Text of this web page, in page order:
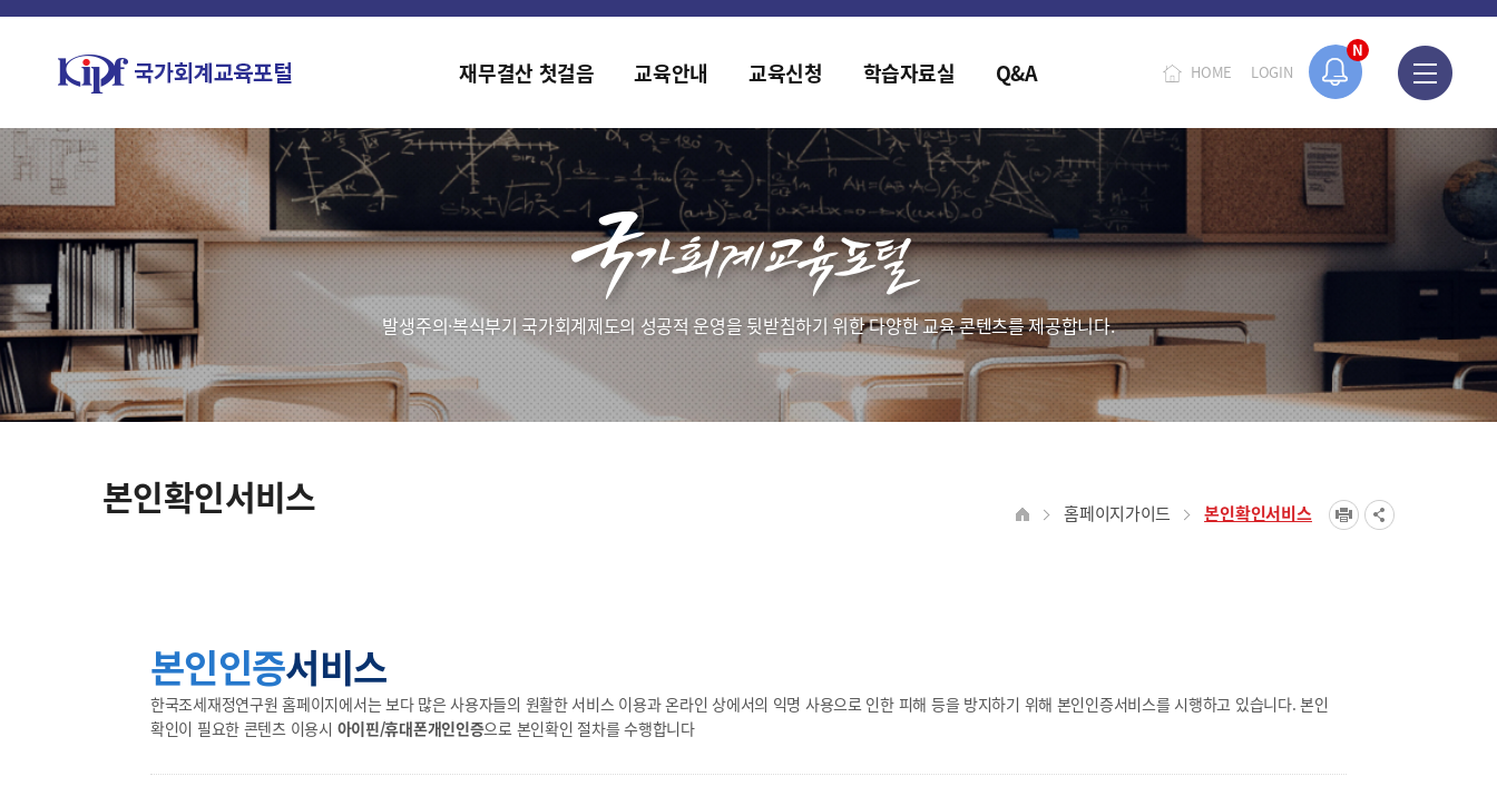
N
홈페이지가 새롭게 개편되었습니다.
HOME LOGIN
재무결산 첫걸음 교육안내 교육신청 학습자료실 Q&A
발생주의·복식부기 국가회계제도의 성공적 운영을 뒷받침하기 위한 다양한 교육 콘텐츠를 제공합니다.
본인확인서비스 홈페이지가이드 본인확인서비스
본인인증서비스
한국조세재정연구원 홈페이지에서는 보다 많은 사용자들의 원활한 서비스 이용과 온라인 상에서의 익명 사용으로 인한 피해 등을 방지하기 위해 본인인증서비스를 시행하고 있습니다. 본인
확인이 필요한 콘텐츠 이용시 아이핀/휴대폰개인인증으로 본인확인 절차를 수행합니다